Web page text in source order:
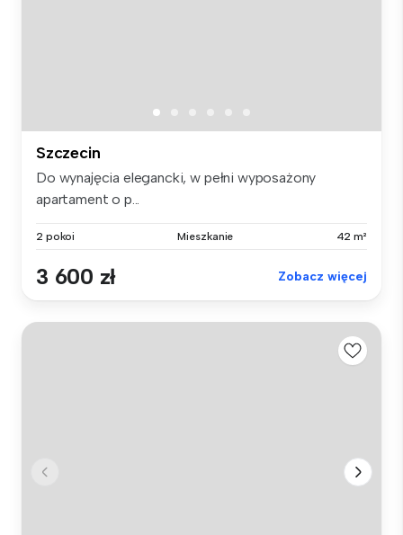
Szczecin
Do wynajęcia elegancki, w pełni wyposażony
apartament o p...
2 pokoi Mieszkanie 42 m²
3 600 zł Zobacz więcej